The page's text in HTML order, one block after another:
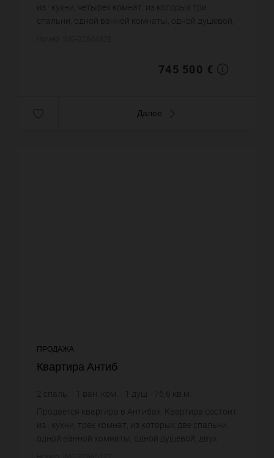
из : кухни, четырех комнат, из которых три
спальни, одной ванной комнаты, одной душевой,
745 500 €
Далее
ПРОДАЖА
Квартира Антиб
2 спаль. ван. ком. душ 76,6 кв.м.
цена за кв.м.
Продается квартира в Антибах. Квартира состоит
из : кухни, трех комнат, из которых две спальни,
одной ванной комнаты, одной душевой, двух